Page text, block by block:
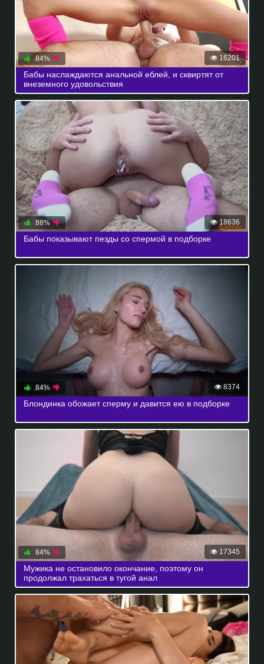
16201
84%
Бабы наслаждаются анальной еблей, и сквиртят от
внеземного удовольствия
18636
88%
Бабы показывают пезды со спермой в подборке
8374
84%
Блондинка обожает сперму и давится ею в подборке
17345
84%
Мужика не остановило окончание, поэтому он
продолжал трахаться в тугой анал